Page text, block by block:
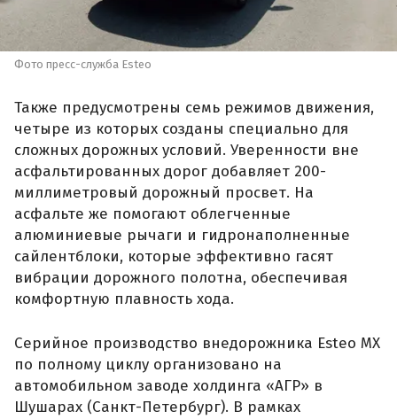
Фото пресс-служба Esteo
Также предусмотрены семь режимов движения,
четыре из которых созданы специально для
сложных дорожных условий. Уверенности вне
асфальтированных дорог добавляет 200-
миллиметровый дорожный просвет. На
асфальте же помогают облегченные
алюминиевые рычаги и гидронаполненные
сайлентблоки, которые эффективно гасят
вибрации дорожного полотна, обеспечивая
комфортную плавность хода.
Серийное производство внедорожника Esteo MX
по полному циклу организовано нa
автомобильном заводе холдинга «АГР» в
Шушарах (Санкт-Петербург). В рамках